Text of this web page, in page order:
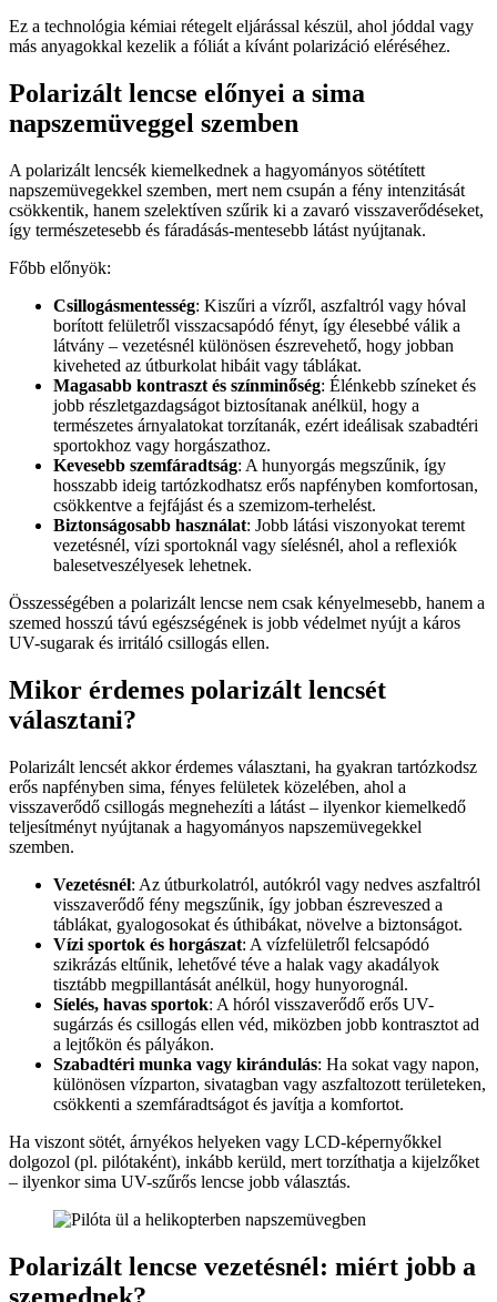
Ez a technológia kémiai rétegelt eljárással készül, ahol jóddal vagy
más anyagokkal kezelik a fóliát a kívánt polarizáció eléréséhez.
Polarizált lencse előnyei a sima
napszemüveggel szemben
A polarizált lencsék kiemelkednek a hagyományos sötétített
napszemüvegekkel szemben, mert nem csupán a fény intenzitását
csökkentik, hanem szelektíven szűrik ki a zavaró visszaverődéseket,
így természetesebb és fáradásás-mentesebb látást nyújtanak.
Főbb előnyök:
Csillogásmentesség: Kiszűri a vízről, aszfaltról vagy hóval
borított felületről visszacsapódó fényt, így élesebbé válik a
látvány – vezetésnél különösen észrevehető, hogy jobban
kiveheted az útburkolat hibáit vagy táblákat.
Magasabb kontraszt és színminőség: Élénkebb színeket és
jobb részletgazdagságot biztosítanak anélkül, hogy a
természetes árnyalatokat torzítanák, ezért ideálisak szabadtéri
sportokhoz vagy horgászathoz.
Kevesebb szemfáradtság: A hunyorgás megszűnik, így
hosszabb ideig tartózkodhatsz erős napfényben komfortosan,
csökkentve a fejfájást és a szemizom-terhelést.
Biztonságosabb használat: Jobb látási viszonyokat teremt
vezetésnél, vízi sportoknál vagy síelésnél, ahol a reflexiók
balesetveszélyesek lehetnek.
Összességében a polarizált lencse nem csak kényelmesebb, hanem a
szemed hosszú távú egészségének is jobb védelmet nyújt a káros
UV-sugarak és irritáló csillogás ellen.
Mikor érdemes polarizált lencsét
választani?
Polarizált lencsét akkor érdemes választani, ha gyakran tartózkodsz
erős napfényben sima, fényes felületek közelében, ahol a
visszaverődő csillogás megnehezíti a látást – ilyenkor kiemelkedő
teljesítményt nyújtanak a hagyományos napszemüvegekkel
szemben.
Vezetésnél: Az útburkolatról, autókról vagy nedves aszfaltról
visszaverődő fény megszűnik, így jobban észreveszed a
táblákat, gyalogosokat és úthibákat, növelve a biztonságot.
Vízi sportok és horgászat: A vízfelületről felcsapódó
szikrázás eltűnik, lehetővé téve a halak vagy akadályok
tisztább megpillantását anélkül, hogy hunyorognál.
Síelés, havas sportok: A hóról visszaverődő erős UV-
sugárzás és csillogás ellen véd, miközben jobb kontrasztot ad
a lejtőkön és pályákon.
Szabadtéri munka vagy kirándulás: Ha sokat vagy napon,
különösen vízparton, sivatagban vagy aszfaltozott területeken,
csökkenti a szemfáradtságot és javítja a komfortot.
Ha viszont sötét, árnyékos helyeken vagy LCD-képernyőkkel
dolgozol (pl. pilótaként), inkább kerüld, mert torzíthatja a kijelzőket
– ilyenkor sima UV-szűrős lencse jobb választás.
Polarizált lencse vezetésnél: miért jobb a